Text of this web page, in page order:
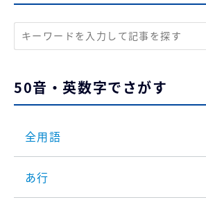
50音・英数字でさがす
全用語
あ行